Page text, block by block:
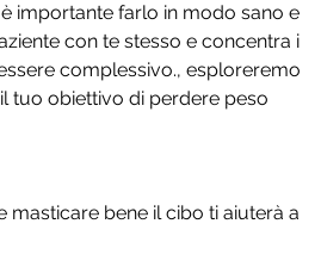
importante farlo in modo sano e
con te stesso e concentra i
complessivo., esploreremo
tuo obiettivo di perdere peso
masticare bene il cibo ti aiuterà a